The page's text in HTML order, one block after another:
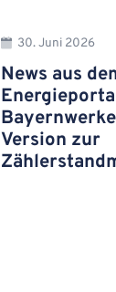
30. Juni 2026
News aus
Version zur